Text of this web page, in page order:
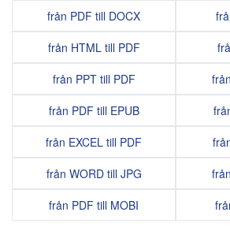
från PDF till DOCX
från HTML till PDF
från PPT till PDF
från PDF till EPUB
från EXCEL till PDF
från WORD till JPG
från PDF till MOBI